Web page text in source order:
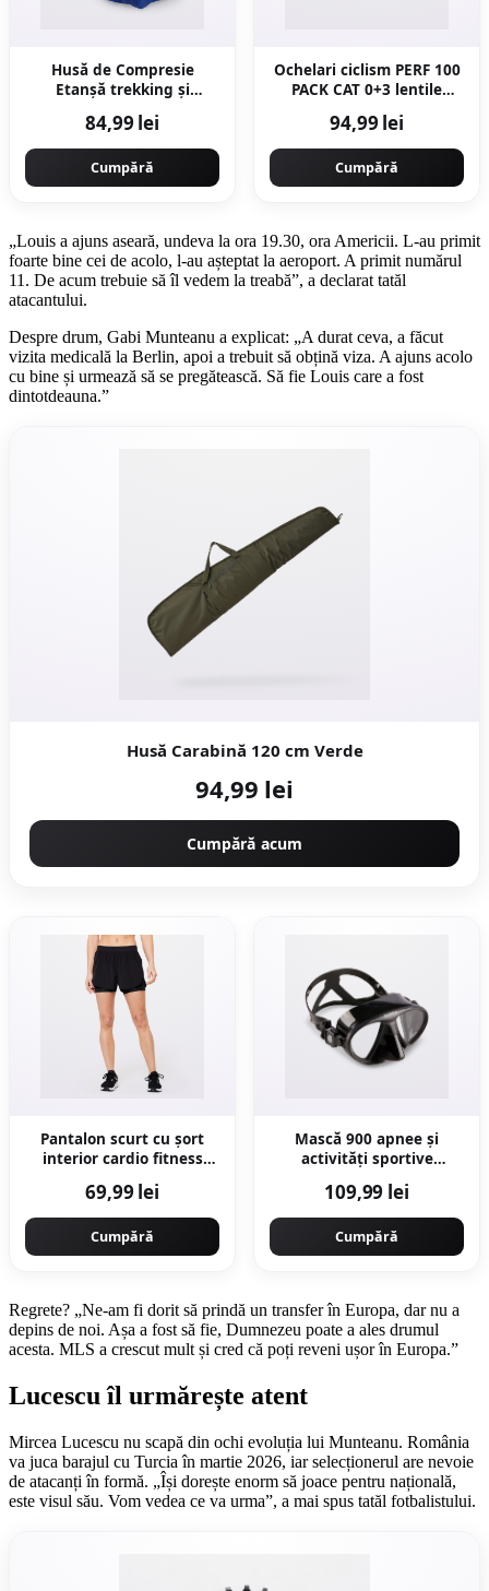
Husă de Compresie
Etanşă trekking și
84,99 lei
Cumpără
Ochelari ciclism PERF 100
PACK CAT 0+3 lentile
94,99 lei
Cumpără
„Louis a ajuns aseară, undeva la ora 19.30, ora Americii. L-au primit
foarte bine cei de acolo, l-au așteptat la aeroport. A primit numărul
11. De acum trebuie să îl vedem la treabă”, a declarat tatăl
atacantului.
Despre drum, Gabi Munteanu a explicat: „A durat ceva, a făcut
vizita medicală la Berlin, apoi a trebuit să obțină viza. A ajuns acolo
cu bine și urmează să se pregătească. Să fie Louis care a fost
dintotdeauna.”
Husă Carabină 120 cm Verde
94,99 lei
Cumpără acum
Pantalon scurt cu șort
interior cardio fitness
69,99 lei
Cumpără
Mască 900 apnee și
activități sportive
Negru
109,99 lei
Cumpără
Regrete? „Ne-am fi dorit să prindă un transfer în Europa, dar nu a
depins de noi. Așa a fost să fie, Dumnezeu poate a ales drumul
acesta. MLS a crescut mult și cred că poți reveni ușor în Europa.”
Lucescu îl urmărește atent
Mircea Lucescu nu scapă din ochi evoluția lui Munteanu. România
va juca barajul cu Turcia în martie 2026, iar selecționerul are nevoie
de atacanți în formă. „Își dorește enorm să joace pentru națională,
este visul său. Vom vedea ce va urma”, a mai spus tatăl fotbalistului.